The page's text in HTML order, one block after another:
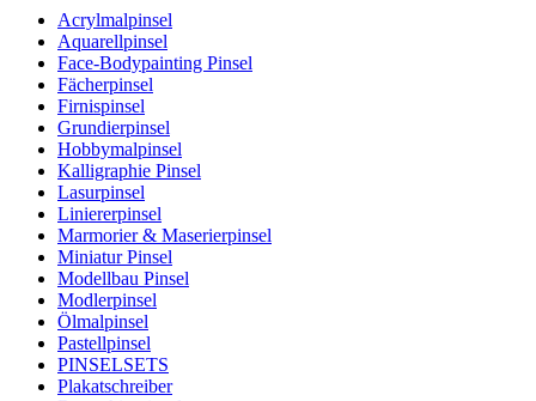
Acrylmalpinsel
Aquarellpinsel
Face-Bodypainting Pinsel
Fächerpinsel
Firnispinsel
Grundierpinsel
Hobbymalpinsel
Kalligraphie Pinsel
Lasurpinsel
Liniererpinsel
Marmorier & Maserierpinsel
Miniatur Pinsel
Modellbau Pinsel
Modlerpinsel
Ölmalpinsel
Pastellpinsel
PINSELSETS
Plakatschreiber